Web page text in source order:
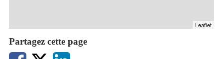
Leaflet
Partagez cette page